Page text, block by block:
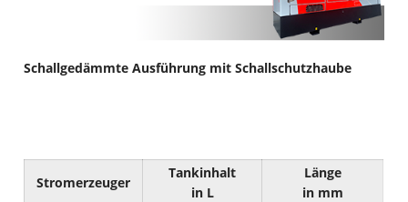
Schallgedämmte Ausführung mit Schallschutzhaube
Stromerzeuger
Tankinhalt
in L
Länge
in mm